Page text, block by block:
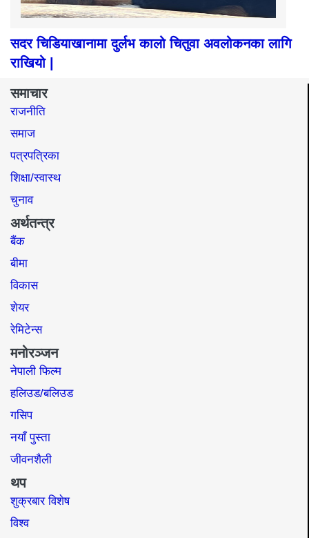
सदर चिडियाखानामा दुर्लभ कालो चितुवा अवलोकनका लागि
राखियो |
समाचार
राजनीति
समाज​
पत्रपत्रिका
शिक्षा/स्वास्थ
चुनाव
अर्थतन्त्र
बैंक
बीमा
विकास
शेयर
रेमिटेन्स
मनोरञ्जन
नेपाली फिल्म
हलिउड/बलिउड
गसिप
नयाँ पुस्ता
जीवनशैली
थप
शुक्रबार विशेष
विश्व